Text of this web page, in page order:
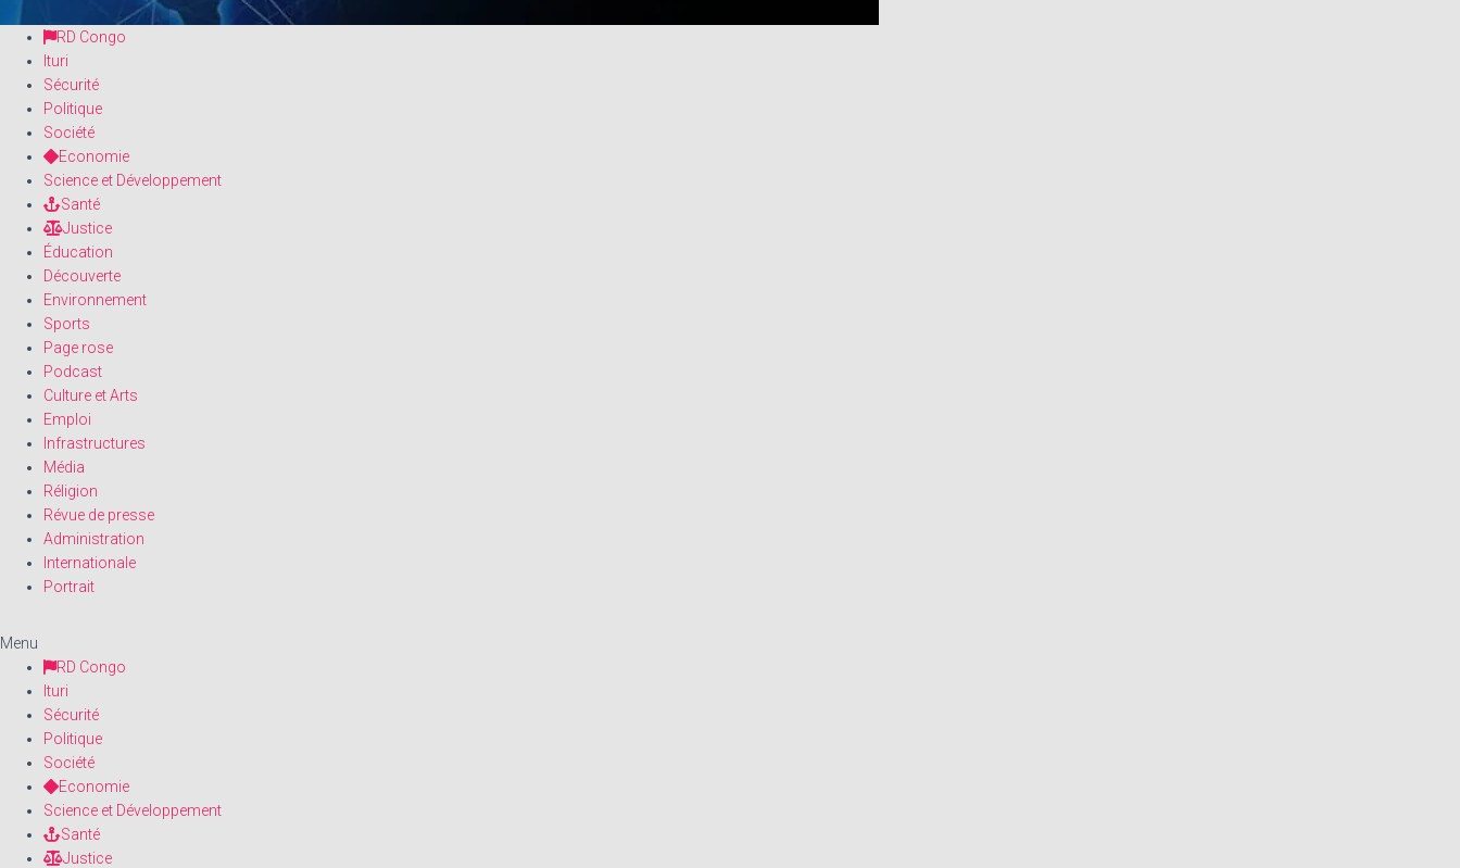
RD Congo
Ituri
Sécurité
Politique
Société
Economie
Science et Développement
Santé
Justice
Éducation
Découverte
Environnement
Sports
Page rose
Podcast
Culture et Arts
Emploi
Infrastructures
Média
Réligion
Révue de presse
Administration
Internationale
Portrait
Menu
RD Congo
Ituri
Sécurité
Politique
Société
Economie
Science et Développement
Santé
Justice